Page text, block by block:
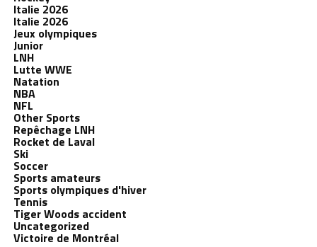
Italie 2026
Italie 2026
Jeux olympiques
Junior
LNH
Lutte WWE
Natation
NBA
NFL
Other Sports
Repêchage LNH
Rocket de Laval
Ski
Soccer
Sports amateurs
Sports olympiques d'hiver
Tennis
Tiger Woods accident
Uncategorized
Victoire de Montréal